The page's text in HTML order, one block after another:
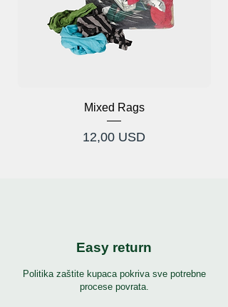
Mixed Rags
Cijena
12,00 USD
Easy return
Politika zaštite kupaca pokriva sve potrebne
procese povrata.